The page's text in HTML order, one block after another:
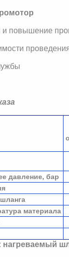
и повышение
давление, бар
материала
нагреваемый